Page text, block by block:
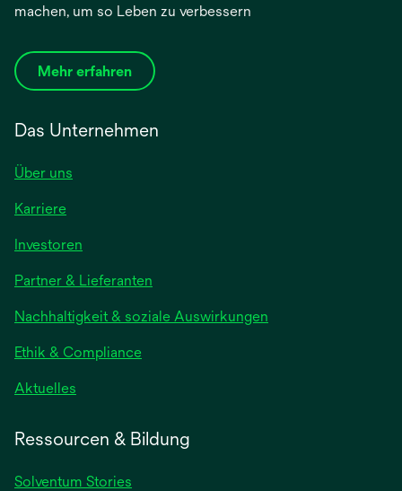
machen, um so Leben zu verbessern
Mehr erfahren
Das Unternehmen
Über uns
Karriere
Investoren
Partner & Lieferanten
Nachhaltigkeit & soziale Auswirkungen
Ethik & Compliance
Aktuelles
Ressourcen & Bildung
Solventum Stories